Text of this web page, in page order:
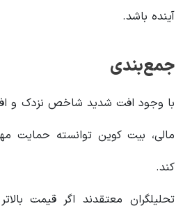
آینده باشد.
جمع‌بندی
با وجود افت شدید شاخص نزدک و
کند.